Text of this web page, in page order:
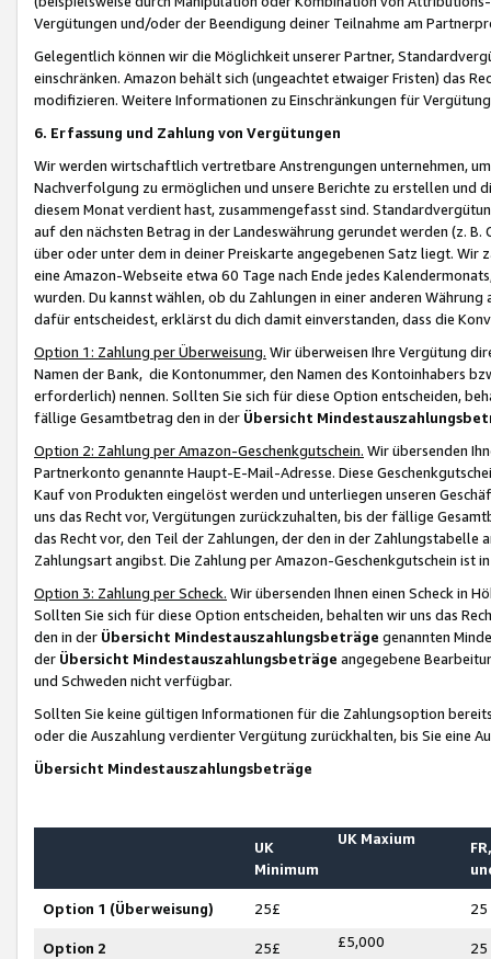
Vergütungen und/oder der Beendigung deiner Teilnahme am
Gelegentlich können wir die Möglichkeit unserer Partner,
einschränken. Amazon behält sich (ungeachtet etwaiger Fristen) das
modifizieren. Weitere Informationen zu Einschränkungen für
6. Erfassung und Zahlung von Vergütungen
Wir werden wirtschaftlich vertretbare Anstrengungen unternehmen,
Nachverfolgung zu ermöglichen und unsere Berichte zu erstellen und
diesem Monat verdient hast, zusammengefasst sind.
auf den nächsten Betrag in der Landeswährung gerundet werden (z.
über oder unter dem in deiner Preiskarte angegebenen Satz liegt.
eine Amazon-Webseite etwa 60 Tage nach Ende jedes
wurden. Du kannst wählen, ob du Zahlungen in einer anderen
dafür entscheidest, erklärst du dich damit einverstanden, dass die
Option 1: Zahlung per Überweisung. Wir überweisen Ihre Vergütung
Namen der Bank, die Kontonummer, den Namen des Kontoinhabers
erforderlich) nennen. Sollten Sie sich für diese Option entscheiden,
fällige Gesamtbetrag den in der Übersicht
Option 2: Zahlung per Amazon-Geschenkgutschein. Wir übersenden
Partnerkonto genannte Haupt-E-Mail-Adresse. Diese
Kauf von Produkten eingelöst werden und unterliegen unseren
uns das Recht vor, Vergütungen zurückzuhalten, bis der fällige
das Recht vor, den Teil der Zahlungen, der den in der
Zahlungsart angibst. Die Zahlung per Amazon-Geschenkgutschein ist
Option 3: Zahlung per Scheck. Wir übersenden Ihnen einen Scheck in
Sollten Sie sich für diese Option entscheiden, behalten wir uns das
den in der Übersicht Mindestauszahlungsbeträge genannten
der Übersicht Mindestauszahlungsbeträge angegebene
und Schweden nicht verfügbar.
Sollten Sie keine gültigen Informationen für die Zahlungsoption
oder die Auszahlung verdienter Vergütung zurückhalten, bis Sie
Übersicht Mindestauszahlungsbeträge
UK
Minimum
UK Maxium
Option 1 (Überweisung) 25£ 25
Option 2
25£ £5,000 25